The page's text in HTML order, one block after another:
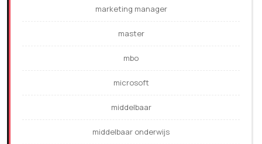
marketing manager
master
mbo
microsoft
middelbaar
middelbaar onderwijs